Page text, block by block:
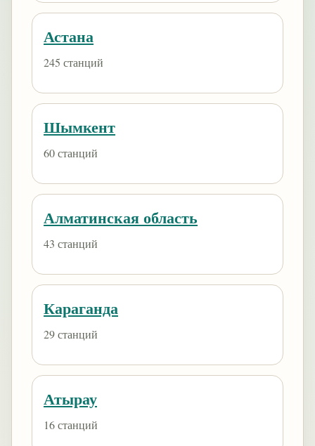
Астана
245 станций
Шымкент
60 станций
Алматинская область
43 станций
Караганда
29 станций
Атырау
16 станций